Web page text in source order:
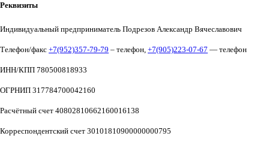
Реквизиты
Индивидуальный предприниматель Подрезов Александр Вячеславович
Телефон/факс +7(952)357-79-79 – телефон, +7(905)223-07-67 — телефон
ИНН/КПП 780500818933
ОГРНИП 317784700042160
Расчётный счет 40802810662160016138
Корреспондентский счет 30101810900000000795